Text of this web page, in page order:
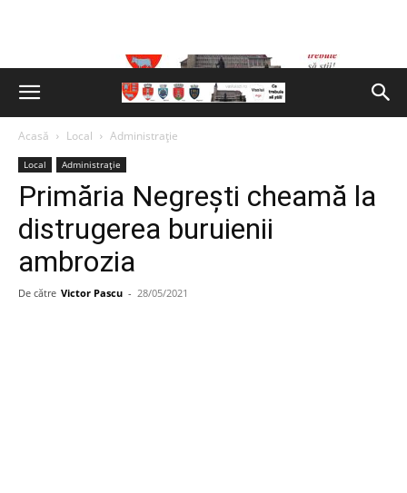
Acasă Local Administrație
Local Administrație
Primăria Negrești cheamă la
distrugerea buruienii
ambrozia
De către Victor Pascu - 28/05/2021